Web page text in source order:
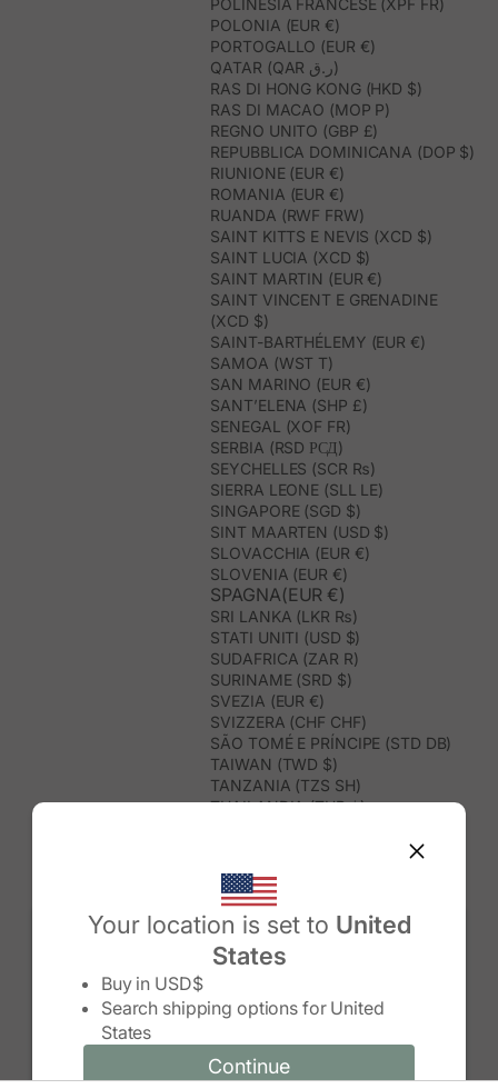
Your location is set to United
States
Buy in USD$
Search shipping options for United
States
Continue
Change country/region
Continue
POLINESIA FRANCESE (XPF FR)
POLONIA (EUR €)
PORTOGALLO (EUR €)
QATAR (QAR ر.ق)
RAS DI HONG KONG (HKD $)
RAS DI MACAO (MOP P)
REGNO UNITO (GBP £)
REPUBBLICA DOMINICANA (DOP $)
RIUNIONE (EUR €)
ROMANIA (EUR €)
RUANDA (RWF FRW)
SAINT KITTS E NEVIS (XCD $)
SAINT LUCIA (XCD $)
SAINT MARTIN (EUR €)
SAINT VINCENT E GRENADINE
(XCD $)
SAINT-BARTHÉLEMY (EUR €)
SAMOA (WST T)
SAN MARINO (EUR €)
SANT’ELENA (SHP £)
SENEGAL (XOF FR)
SERBIA (RSD РСД)
SEYCHELLES (SCR ₨)
SIERRA LEONE (SLL LE)
SINGAPORE (SGD $)
SINT MAARTEN (USD $)
SLOVACCHIA (EUR €)
SLOVENIA (EUR €)
SPAGNA(EUR €)
SRI LANKA (LKR ₨)
STATI UNITI (USD $)
SUDAFRICA (ZAR R)
SURINAME (SRD $)
SVEZIA (EUR €)
SVIZZERA (CHF CHF)
SÃO TOMÉ E PRÍNCIPE (STD DB)
TAIWAN (TWD $)
TANZANIA (TZS SH)
THAILANDIA (THB ฿)
TONGA (TOP T$)
TRINIDAD E TOBAGO (TTD $)
TUNISIA (USD $)
TURCHIA (TRY ₺)
TURKMENISTAN (USD $)
UNGHERIA (EUR €)
UZBEKISTAN (UZS SO'M)
VANUATU (VUV VT)